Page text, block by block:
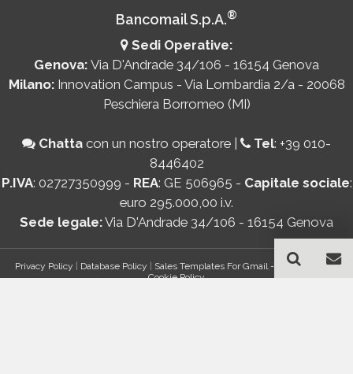
Bancomail S.p.A.®
Sedi Operative:
Genova: Via D'Andrade 34/106 - 16154 Genova
Milano: Innovation Campus - Via Lombardia 2/a - 20068
Peschiera Borromeo (MI)
Chatta con un nostro operatore | Tel: +39 010-
8446402
P.IVA: 02727350999 - REA: GE 506965 - Capitale sociale:
euro 295.000,00 i.v.
Sede legale:Via D'Andrade 34/106 - 16154 Genova
Privacy Policy | Database Policy | Sales Templates For Gmail - AddOn Policy|
Cookie Policy